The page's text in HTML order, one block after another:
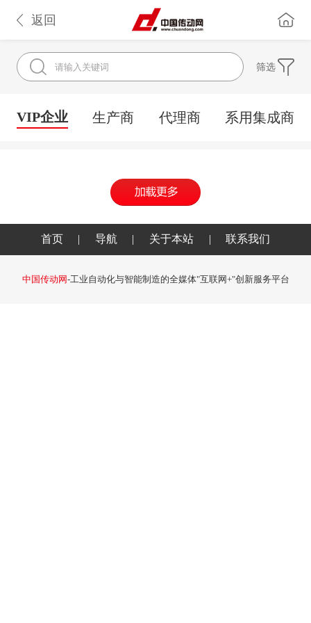
返回
筛选
VIP企业 生产商 代理商 系用集成商
首页 | 导航 | 关于本站 | 联系我们
中国传动网-工业自动化与智能制造的全媒体"互联网+"创新服务平台